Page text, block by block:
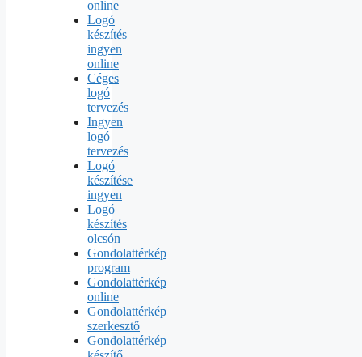
online
Logó
készítés
ingyen
online
Céges
logó
tervezés
Ingyen
logó
tervezés
Logó
készítése
ingyen
Logó
készítés
olcsón
Gondolattérkép
program
Gondolattérkép
online
Gondolattérkép
szerkesztő
Gondolattérkép